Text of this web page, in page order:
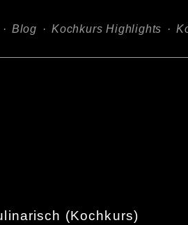
Blog Kochkurs Highlights
(Kochkurs)